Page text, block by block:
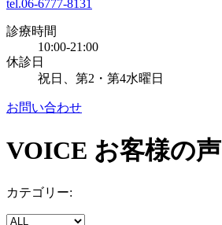
tel.06-6777-8131
診療時間
10:00-21:00
休診日
祝日、第2・第4水曜日
お問い合わせ
VOICE お客様の声
カテゴリー: